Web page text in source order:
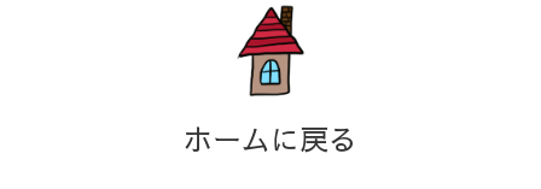
ホームに戻る